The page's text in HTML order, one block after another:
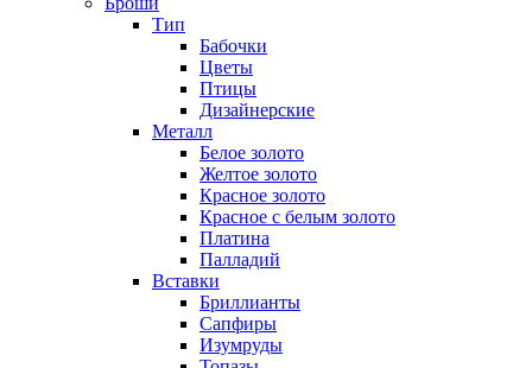
Тип
Бабочки
Цветы
Птицы
Дизайнерские
Металл
Белое золото
Желтое золото
Красное золото
Красное с белым золото
Платина
Палладий
Вставки
Бриллианты
Сапфиры
Изумруды